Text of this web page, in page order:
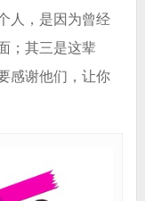
人，是因为曾经
；其三是这辈
感谢他们，让你